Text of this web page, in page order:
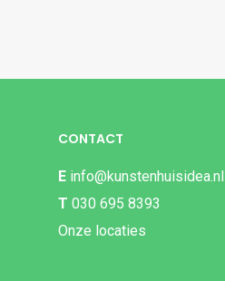
CONTACT
E info@kunstenhuisidea.nl
T 030 695 8393
Onze locaties